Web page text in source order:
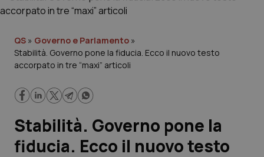
Governo e Parlamento
Regioni e Asl
Lavoro e Professioni
Scienza e Farmaci
QS » Governo e Parlamento »
Stabilità. Governo pone la fiducia. Ecco il nuovo testo
accorpato in tre “maxi” articoli
Stabilità. Governo pone la
fiducia. Ecco il nuovo testo